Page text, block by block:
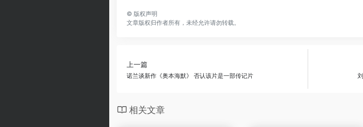
© 版权声明
文章版权归作者所有，未经允许请勿转载。
上一篇
诺兰谈新作《奥本海默》 否认该片是一部传记片
相关文章